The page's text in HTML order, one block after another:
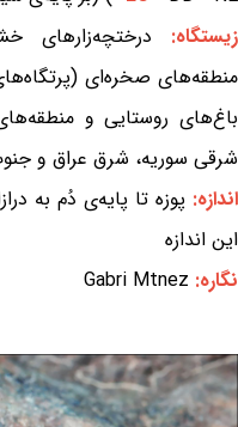
زیستگاه: درختچه‌زارهای
منطقه‌های صخره‌ای
باغ‌های روستایی و
شرقی سوریه، شرق عراق و
اندازه:
این اندازه
نگاره: Gabri Mtnez